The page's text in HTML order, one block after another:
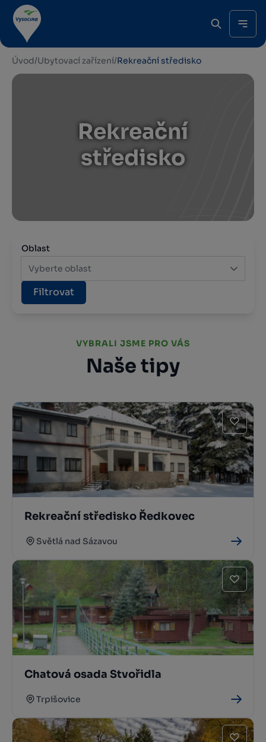
Úvod/Ubytovací zařízení/Rekreační středisko
Rekreační
středisko
Oblast
Vyberte oblast
Filtrovat
VYBRALI JSME PRO VÁS
Naše tipy
Rekreační středisko Ředkovec
Světlá nad Sázavou
Chatová osada Stvořidla
Trpišovice